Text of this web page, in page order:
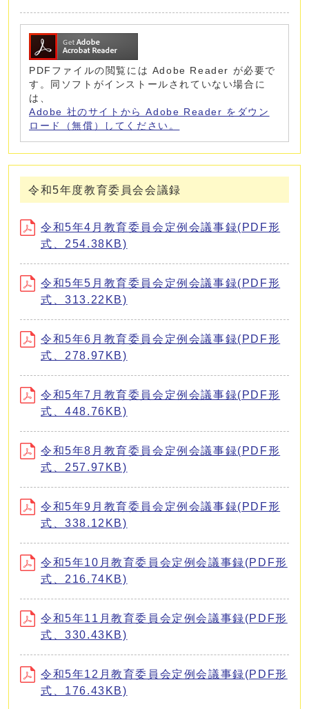
PDFファイルの閲覧には Adobe Reader が必要で
す。同ソフトがインストールされていない場合に
は、
Adobe 社のサイトから Adobe Reader をダウン
ロード（無償）してください。
令和5年度教育委員会会議録
令和5年4月教育委員会定例会議事録(PDF形
式、254.38KB)
令和5年5月教育委員会定例会議事録(PDF形
式、313.22KB)
令和5年6月教育委員会定例会議事録(PDF形
式、278.97KB)
令和5年7月教育委員会定例会議事録(PDF形
式、448.76KB)
令和5年8月教育委員会定例会議事録(PDF形
式、257.97KB)
令和5年9月教育委員会定例会議事録(PDF形
式、338.12KB)
令和5年10月教育委員会定例会議事録(PDF形
式、216.74KB)
令和5年11月教育委員会定例会議事録(PDF形
式、330.43KB)
令和5年12月教育委員会定例会議事録(PDF形
式、176.43KB)